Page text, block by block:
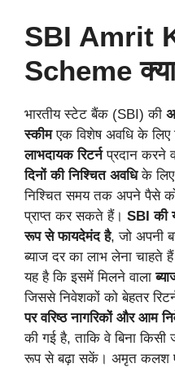
SBI Amrit
Scheme
भारतीय स्टेट बैंक (SBI) की
स्कीमएक विशेष अवधि के लिए
लाभदायक रिटर्नप्रदान करने
दिनों की निश्चित अवधिके लिए
निश्चित समय तक अपने पैसे
प्राप्त कर सकते हैं। SBI की
रूप से फायदेमंद है, जो अपनी
ब्याज दर का लाभ लेना चाहते
यह है कि इसमें मिलने वाला
जिससे निवेशकों को बेहतर
पर वरिष्ठ नागरिकों और आम
की गई है, ताकि वे बिना
रूप से बढ़ा सकें। अमृत कलश